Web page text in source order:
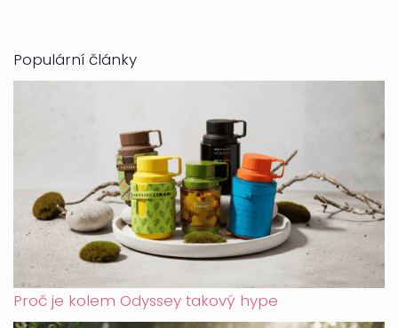
Populární články
Proč je kolem Odyssey takový hype